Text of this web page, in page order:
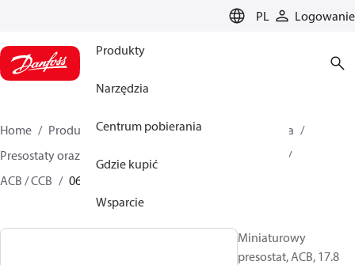
PL Logowanie
Produkty
Narzędzia
Centrum pobierania
Gdzie kupić
Wsparcie
Home Produkty
Climate Solutions dla chłodnictwa
Presostaty oraz termostaty
ACB / CCB
061F6363
Miniaturowy
presostat, ACB, 17.8